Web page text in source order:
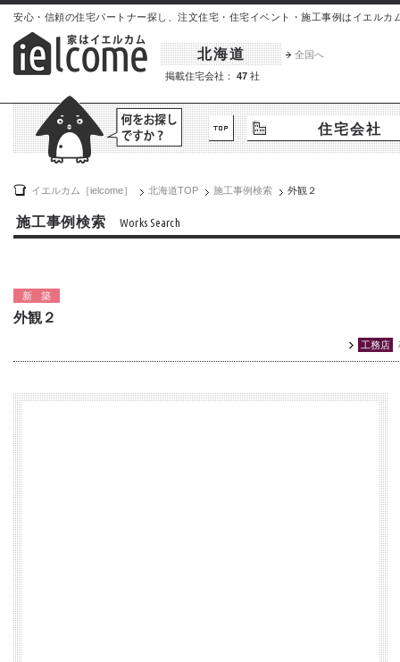
安心・信頼の住宅パートナー探し、注文住宅・住宅イベント・施工事例はイエルカ
北海道
全国へ
掲載住宅会社：
47 社
住宅会社
イエルカム［ielcome］ 北海道TOP 施工事例検索 外観２
施工事例検索 Works Search
新築
外観２
工務店